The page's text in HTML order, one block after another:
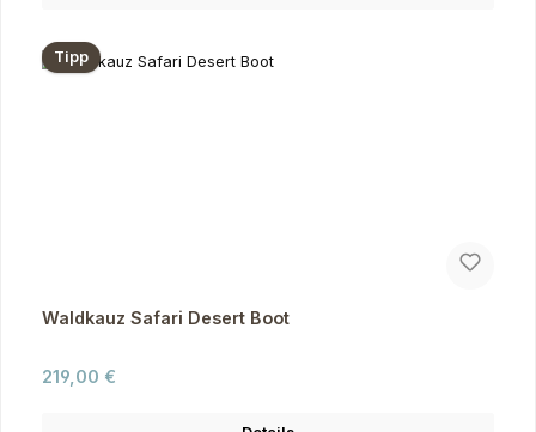
Tipp
Waldkauz Safari Desert Boot
Regulärer Preis:
219,00 €